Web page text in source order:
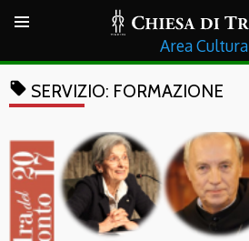
Cultura
local_offer SERVIZIO: FORMAZIONE